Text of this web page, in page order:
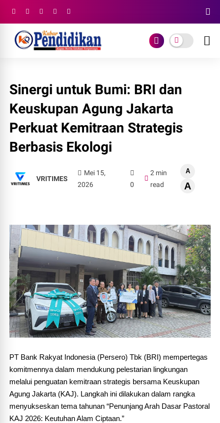
Sinergi untuk Bumi: BRI dan
Keuskupan Agung Jakarta
Perkuat Kemitraan Strategis
Berbasis Ekologi
VRITIMES
Mei 15,
2026
0
2 min
read
A
A
PT Bank Rakyat Indonesia (Persero) Tbk (BRI) mempertegas
komitmennya dalam mendukung pelestarian lingkungan
melalui penguatan kemitraan strategis bersama Keuskupan
Agung Jakarta (KAJ). Langkah ini dilakukan dalam rangka
menyukseskan tema tahunan “Penunjang Arah Dasar Pastoral
KAJ 2026: Keutuhan Alam Ciptaan.”